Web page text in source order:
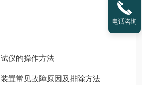
仪的操作方法
置常见故障原因及排除方法
电话咨询